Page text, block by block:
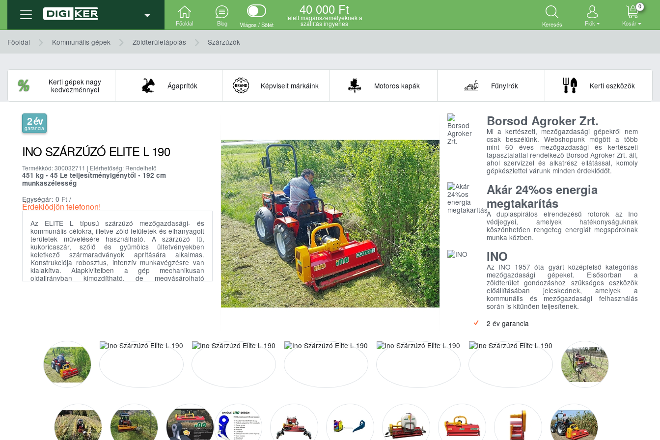
Főoldal Blog Világos / Sötét
40 000 Ft
felett magánszemélyeknek a
szállítás ingyenes Keresés Fiók Kosár
0
Főoldal Kommunális gépek Zöldterületápolás Szárzúzók
Kerti gépek nagy
kedvezménnyel
Ágaprítók Képviselt márkáink Motoros kapák Fűnyírók Kerti eszközök
2 év
garancia
INO SZÁRZÚZÓ ELITE L 190
Termékkód: 300032711 | Elérhetőség: Rendelhető
451 kg • 45 Le teljesítményigénytől • 192 cm
munkaszélesség
Egységár: 0 Ft /
Érdeklődjön telefonon!
Az ELITE L típusú szárzúzó mezőgazdasági- és
kommunális célokra, illetve zöld felületek és elhanyagolt
területek művelésére használható. A szárzúzó fű,
kukoricaszár, szőlő és gyümölcs ültetvényekben
keletkező szármaradványok aprítására alkalmas.
Konstrukciója robosztus, intenzív munkavégzésre van
kialakítva. Alapkivitelben a gép mechanikusan
oldalirányban kimozdítható, de megvásárolható
ökológiai célú szőlő-, és gyümölcs-termesztésben
kitűnően alkalmazható a hidraulikus oldalkasza ELITE L
szárzúzóhoz történő kapcsolásával kialakítható
hatékony gépkapcsolat.
kW/le
Munka/Szállítási
szélesség(cm)
min-1
Y-
kések
Kalapács-
kések
Tőmeg
[kg]
cm
Borsod Agroker Zrt.
Mi a kertészeti, mezőgazdasági gépekről nem
csak beszélünk. Webshopunk mögött a több
mint 60 éves mezőgazdasági és kertészeti
tapasztalattal rendelkező Borsod Agroker Zrt. áll,
ahol szervizzel és alkatrész ellátással, komoly
gépkészlettel várunk minden érdeklődőt.
Akár 24%os energia
megtakarítás
A duplaspirálos elrendezésű rotorok az Ino
védjegyei, amelyek hatékonyságuknak
köszönhetően rengeteg energiát megspórolnak
munka közben.
INO
Az INO 1957 óta gyárt középfelső kategóriás
mezőgazdasági gépeket. Elsősorban a
zöldterület gondozáshoz szükséges eszközök
előállításában jeleskednek, amelyek a
kommunális és mezőgazdasági felhasználás
során is kitűnően teljesítenek.
2 év garancia
Termék adatlap Részletek, technikai adatok Variációk